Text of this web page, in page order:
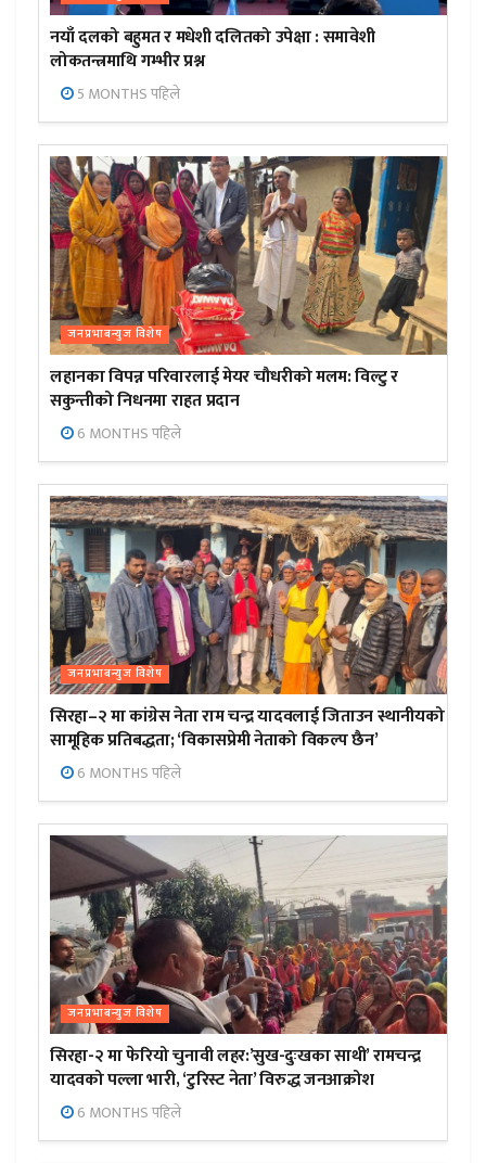
नयाँ दलको बहुमत र मधेशी दलितको उपेक्षा : समावेशी
लोकतन्त्रमाथि गम्भीर प्रश्न
5 MONTHS पहिले
जनप्रभाबन्युज विशेष
लहानका विपन्न परिवारलाई मेयर चौधरीको मलम: विल्टु र
सकुन्तीको निधनमा राहत प्रदान
6 MONTHS पहिले
जनप्रभाबन्युज विशेष
सिरहा–२ मा कांग्रेस नेता राम चन्द्र यादवलाई जिताउन स्थानीयको
सामूहिक प्रतिबद्धता; ‘विकासप्रेमी नेताको विकल्प छैन’
6 MONTHS पहिले
जनप्रभाबन्युज विशेष
सिरहा-२ मा फेरियो चुनावी लहर:’सुख-दुःखका साथी’ रामचन्द्र
यादवको पल्ला भारी, ‘टुरिस्ट नेता’ विरुद्ध जनआक्रोश
6 MONTHS पहिले